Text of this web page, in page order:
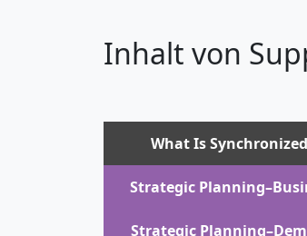
Inhalt von
What Is
Strategic
Strategic